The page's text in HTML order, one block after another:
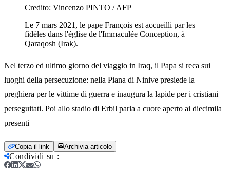
Credito: Vincenzo PINTO / AFP
Le 7 mars 2021, le pape François est accueilli par les
fidèles dans l'église de l'Immaculée Conception, à
Qaraqosh (Irak).
Nel terzo ed ultimo giorno del viaggio in Iraq, il Papa si reca sui
luoghi della persecuzione: nella Piana di Ninive presiede la
preghiera per le vittime di guerra e inaugura la lapide per i cristiani
perseguitati. Poi allo stadio di Erbil parla a cuore aperto ai diecimila
presenti
Copia il link Archivia articolo
Condividi su :